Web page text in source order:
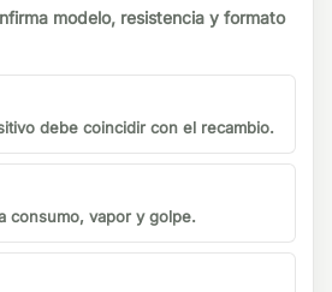
modelo, resistencia y formato
debe coincidir con el recambio.
consumo, vapor y golpe.